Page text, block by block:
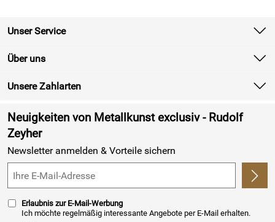
Unser Service
Kontakt
Newsletter
Retourenabwicklung
Lieferbedingungen
Kundenlogin
Über uns
Unsere Zahlarten
Neuigkeiten von Metallkunst exclusiv - Rudolf
Zeyher
Newsletter anmelden & Vorteile sichern
Erlaubnis zur E-Mail-Werbung
Ich möchte regelmäßig interessante Angebote per E-Mail erhalten.